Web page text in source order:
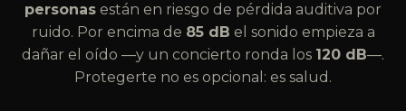
personas están en riesgo de pérdida auditiva por
ruido. Por encima de 85 dB el sonido empieza a
dañar el oído —y un concierto ronda los 120 dB—.
Protegerte no es opcional: es salud.